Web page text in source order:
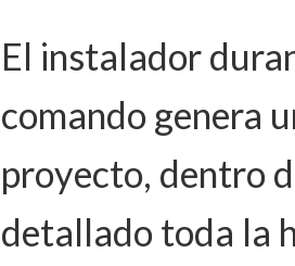
El instalador
comando genera
proyecto, dentro
detallado toda la